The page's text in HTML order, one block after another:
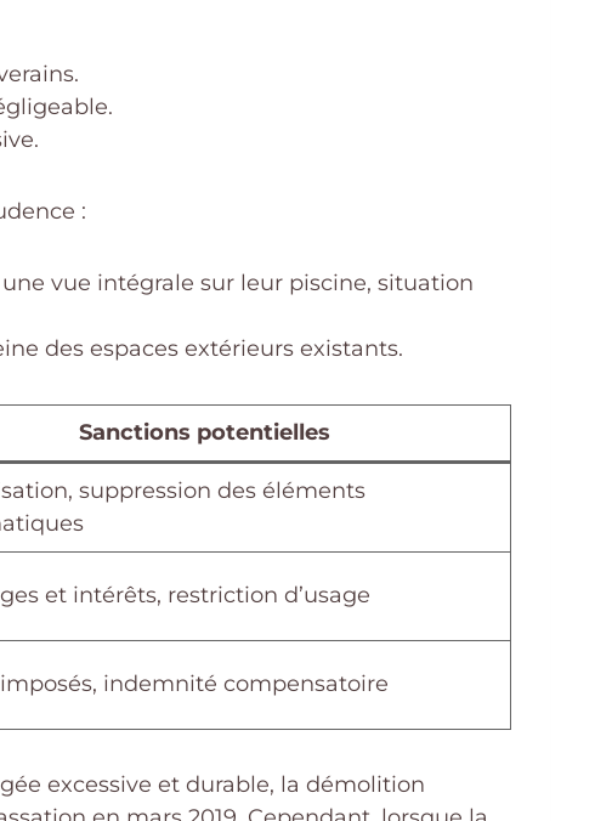
:
vue intégrale sur leur piscine, situation
des espaces extérieurs existants.
Sanctions potentielles
suppression des éléments
et intérêts, restriction d’usage
indemnité compensatoire
excessive et durable, la démolition